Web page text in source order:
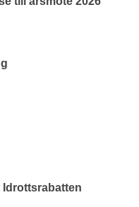
Idrottsrabatten